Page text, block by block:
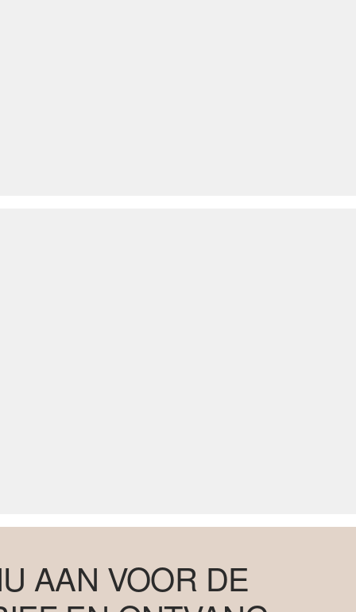
AAN VOOR DE